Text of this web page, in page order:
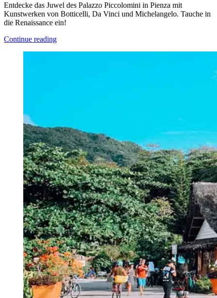
Entdecke das Juwel des Palazzo Piccolomini in Pienza mit
Kunstwerken von Botticelli, Da Vinci und Michelangelo. Tauche in
die Renaissance ein!
Continue reading